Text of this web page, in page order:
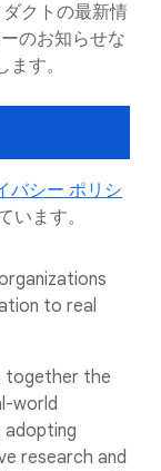
クトの最新情
のお知らせな
す。
バシー ポリシ
います。
to real
together the
world
adopting
research and